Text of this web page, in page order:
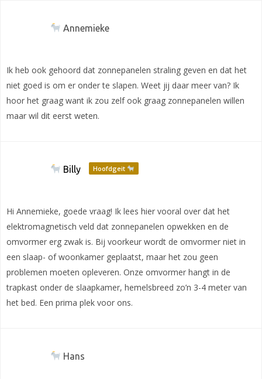
Annemieke
Ik heb ook gehoord dat zonnepanelen straling geven en dat het
niet goed is om er onder te slapen. Weet jij daar meer van? Ik
hoor het graag want ik zou zelf ook graag zonnepanelen willen
maar wil dit eerst weten.
Billy Hoofdgeit
Hi Annemieke, goede vraag! Ik lees hier vooral over dat het
elektromagnetisch veld dat zonnepanelen opwekken en de
omvormer erg zwak is. Bij voorkeur wordt de omvormer niet in
een slaap- of woonkamer geplaatst, maar het zou geen
problemen moeten opleveren. Onze omvormer hangt in de
trapkast onder de slaapkamer, hemelsbreed zo’n 3-4 meter van
het bed. Een prima plek voor ons.
Hans